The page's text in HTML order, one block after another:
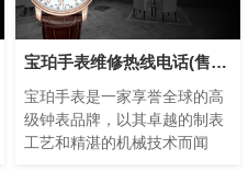
宝珀手表维修热线电话(售后服务专线)
宝珀手表是一家享誉全球的高
级钟表品牌，以其卓越的制表
工艺和精湛的机械技术而闻